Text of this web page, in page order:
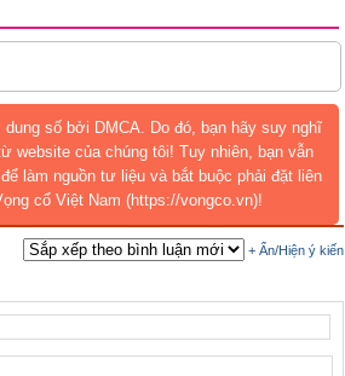
số bởi DMCA. Do đó, bạn hãy suy nghĩ
website của chúng tôi! Tuy nhiên, bạn vẫn
làm nguồn tư liệu và bắt buộc phải đặt liên
cổ Việt Nam (https://vongco.vn)!